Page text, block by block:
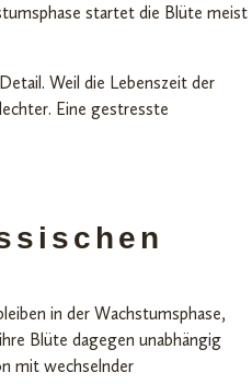
startet die Blüte meist
Weil die Lebenszeit der
Eine gestresste
in der Wachstumsphase,
Blüte dagegen unabhängig
mit wechselnder